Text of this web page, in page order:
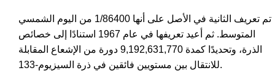
تم تعريف الثانية في الأصل على أنها 1/86400 من اليوم الشمسي
المتوسط. ثم أعيد تعريفها في عام 1967 استنادًا إلى خصائص
الذرة، وتحديدًا كمدة 9,192,631,770 دورة من الإشعاع المقابلة
للانتقال بين مستويين فائقين في ذرة السيزيوم-133.